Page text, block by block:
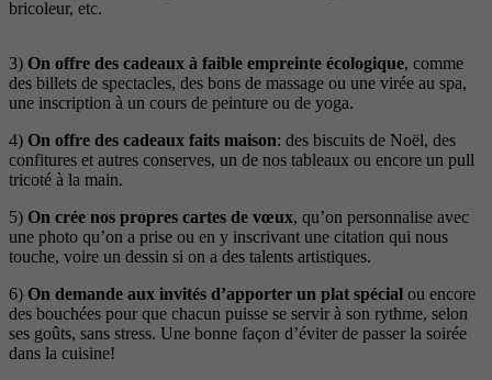
bricoleur, etc.
3) On offre des cadeaux à faible empreinte écologique, comme
des billets de spectacles, des bons de massage ou une virée au spa,
une inscription à un cours de peinture ou de yoga.
4) On offre des cadeaux faits maison: des biscuits de Noël, des
confitures et autres conserves, un de nos tableaux ou encore un pull
tricoté à la main.
5) On crée nos propres cartes de vœux, qu’on personnalise avec
une photo qu’on a prise ou en y inscrivant une citation qui nous
touche, voire un dessin si on a des talents artistiques.
6) On demande aux invités d’apporter un plat spécial ou encore
des bouchées pour que chacun puisse se servir à son rythme, selon
ses goûts, sans stress. Une bonne façon d’éviter de passer la soirée
dans la cuisine!